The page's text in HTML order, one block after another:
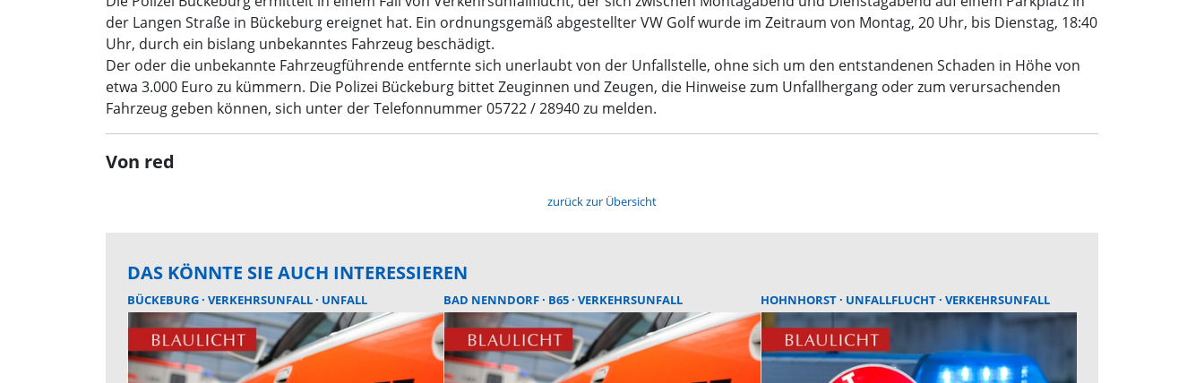
der Langen Straße in Bückeburg ereignet hat. Ein ordnungsgemäß abgestellter VW Golf wurde im Zeitraum von Montag, 20 Uhr, bis Dienstag, 18:40
Uhr, durch ein bislang unbekanntes Fahrzeug beschädigt.
Der oder die unbekannte Fahrzeugführende entfernte sich unerlaubt von der Unfallstelle, ohne sich um den entstandenen Schaden in Höhe von
etwa 3.000 Euro zu kümmern. Die Polizei Bückeburg bittet Zeuginnen und Zeugen, die Hinweise zum Unfallhergang oder zum verursachenden
Fahrzeug geben können, sich unter der Telefonnummer 05722 / 28940 zu melden.
Von red
zurück zur Übersicht
DAS KÖNNTE SIE AUCH INTERESSIEREN
BÜCKEBURG VERKEHRSUNFALL UNFALL BAD NENNDORF B65 VERKEHRSUNFALL HOHNHORST UNFALLFLUCHT VERKEHRSUNFALL